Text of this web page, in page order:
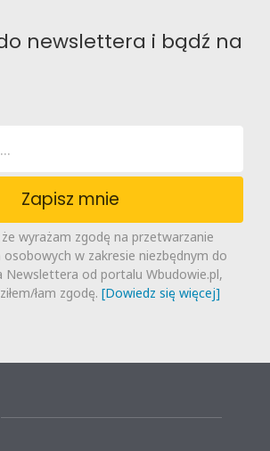
newslettera i bądź na
Zapisz mnie
wyrażam zgodę na przetwarzanie
osobowych w zakresie niezbędnym do
Newslettera od portalu Wbudowie.pl,
łam zgodę. [Dowiedz się więcej]